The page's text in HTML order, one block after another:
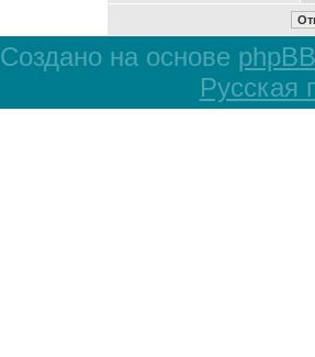
Создано на основе phpBB
Русская